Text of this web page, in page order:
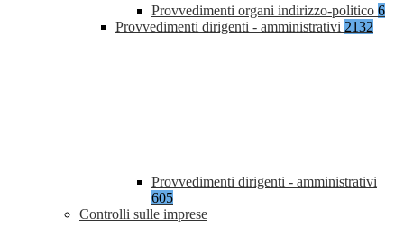
Provvedimenti organi indirizzo-politico 6
Provvedimenti dirigenti - amministrativi 2132
Provvedimenti dirigenti - amministrativi
605
Controlli sulle imprese